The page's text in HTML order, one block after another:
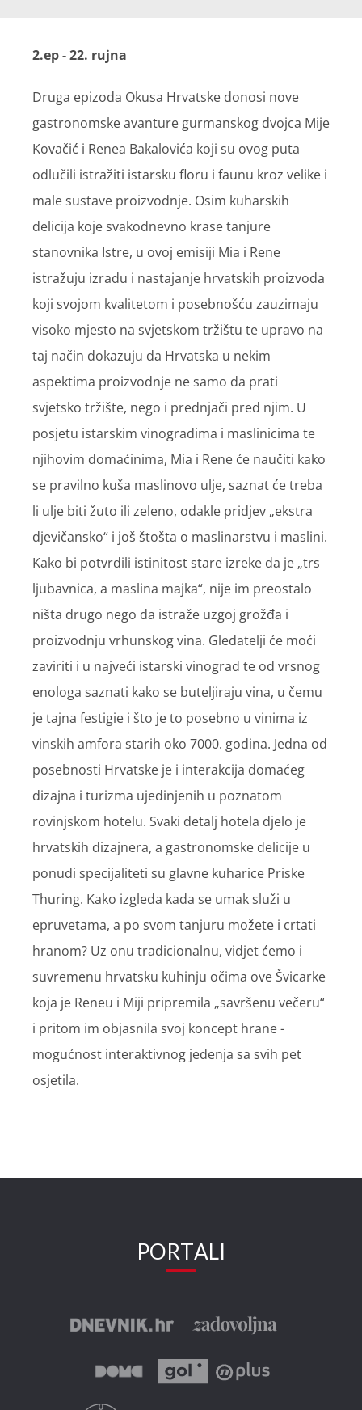
2.ep - 22. rujna
Druga epizoda Okusa Hrvatske donosi nove
gastronomske avanture gurmanskog dvojca Mije
Kovačić i Renea Bakalovića koji su ovog puta
odlučili istražiti istarsku floru i faunu kroz velike i
male sustave proizvodnje. Osim kuharskih
delicija koje svakodnevno krase tanjure
stanovnika Istre, u ovoj emisiji Mia i Rene
istražuju izradu i nastajanje hrvatskih proizvoda
koji svojom kvalitetom i posebnošću zauzimaju
visoko mjesto na svjetskom tržištu te upravo na
taj način dokazuju da Hrvatska u nekim
aspektima proizvodnje ne samo da prati
svjetsko tržište, nego i prednjači pred njim. U
posjetu istarskim vinogradima i maslinicima te
njihovim domaćinima, Mia i Rene će naučiti kako
se pravilno kuša maslinovo ulje, saznat će treba
li ulje biti žuto ili zeleno, odakle pridjev „ekstra
djevičansko“ i još štošta o maslinarstvu i maslini.
Kako bi potvrdili istinitost stare izreke da je „trs
ljubavnica, a maslina majka“, nije im preostalo
ništa drugo nego da istraže uzgoj grožđa i
proizvodnju vrhunskog vina. Gledatelji će moći
zaviriti i u najveći istarski vinograd te od vrsnog
enologa saznati kako se buteljiraju vina, u čemu
je tajna festigie i što je to posebno u vinima iz
vinskih amfora starih oko 7000. godina. Jedna od
posebnosti Hrvatske je i interakcija domaćeg
dizajna i turizma ujedinjenih u poznatom
rovinjskom hotelu. Svaki detalj hotela djelo je
hrvatskih dizajnera, a gastronomske delicije u
ponudi specijaliteti su glavne kuharice Priske
Thuring. Kako izgleda kada se umak služi u
epruvetama, a po svom tanjuru možete i crtati
hranom? Uz onu tradicionalnu, vidjet ćemo i
suvremenu hrvatsku kuhinju očima ove Švicarke
koja je Reneu i Miji pripremila „savršenu večeru“
i pritom im objasnila svoj koncept hrane -
mogućnost interaktivnog jedenja sa svih pet
osjetila.
PORTALI